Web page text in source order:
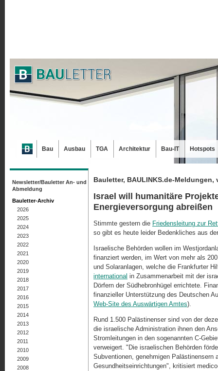
Bauletter, BAULINKS.de-Meldungen,
Israel will humanitäre
Energieversorgung abreißen
Stimmte gestern die Friedensleitung zur
so gibt es heute leider Bedenkliches aus
Israelische Behörden wollen im
finanziert werden, im Wert von mehr als
und Solaranlagen, welche die Frankfurter
international in Zusammenarbeit mit der
Dörfern der Südhebronhügel errichtete.
finanzieller Unterstützung des Deutschen
Web-Site des Auswärtigen Amtes).
Rund 1.500 Palästinenser sind von der
die israelische Administration ihnen den
Stromleitungen in den sogenannten C-
verweigert. "Die israelischen Behörden
Subventionen, genehmigen Palästinensern
Gesundheitseinrichtungen", kritisiert
Newsletter/Bauletter An- und
Abmeldung
Bauletter-Archiv
2026
2025
2024
2023
2022
2021
2020
2019
2018
2017
2016
2015
2014
2013
2012
2011
2010
2009
2008
Bau Ausbau TGA Architektur Bau-IT Hotspots